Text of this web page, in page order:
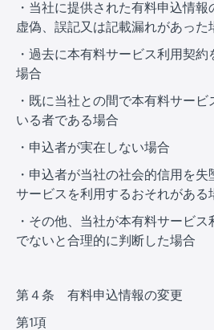
・当社に提供された有料申込情
虚偽、誤記又は記載漏れがあった
・過去に本有料サービス利用契
場合
・既に当社との間で本有料サー
いる者である場合
・申込者が実在しない場合
・申込者が当社の社会的信用を
サービスを利用するおそれがある
・その他、当社が本有料サービ
でないと合理的に判断した場合
第４条 有料申込情報の変更
第1項